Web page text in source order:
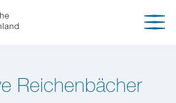
Reichenbächer